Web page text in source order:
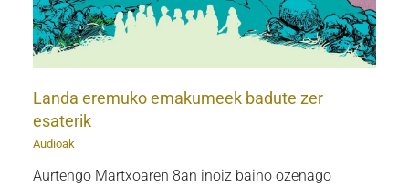
Landa eremuko emakumeek badute zer
esaterik
Audioak
Aurtengo Martxoaren 8an inoiz baino ozenago